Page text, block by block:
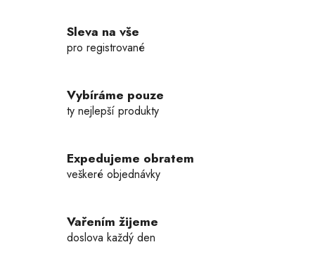
Sleva na vše
pro registrované
Vybíráme pouze
ty nejlepší produkty
Expedujeme obratem
veškeré objednávky
Vařením žijeme
doslova každý den